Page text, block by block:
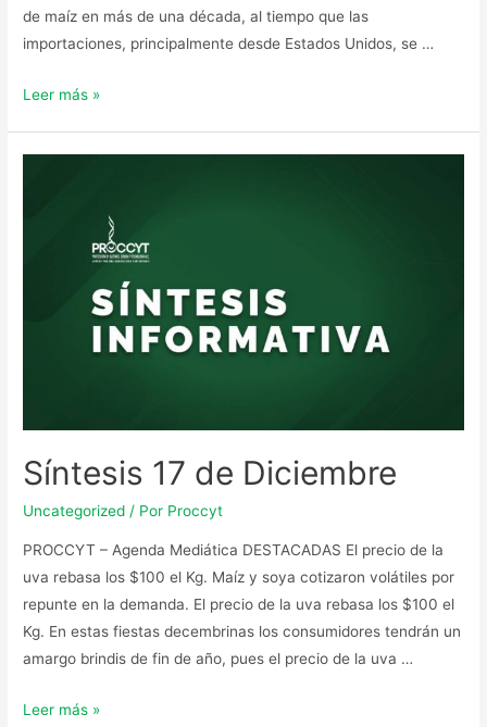
de maíz en más de una década, al tiempo que las
importaciones, principalmente desde Estados Unidos, se …
Leer más »
Síntesis 17 de Diciembre
Uncategorized / Por Proccyt
PROCCYT – Agenda Mediática DESTACADAS El precio de la
uva rebasa los $100 el Kg. Maíz y soya cotizaron volátiles por
repunte en la demanda. El precio de la uva rebasa los $100 el
Kg. En estas fiestas decembrinas los consumidores tendrán un
amargo brindis de fin de año, pues el precio de la uva …
Leer más »